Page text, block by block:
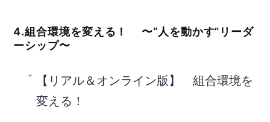
4.組合環境を変える！ 〜“人を動かす”リーダ
ーシップ〜
【リアル＆オンライン版】 組合環境を
変える！